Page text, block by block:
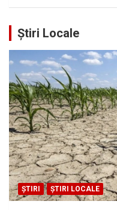
Știri Locale
ȘTIRI ȘTIRI LOCALE